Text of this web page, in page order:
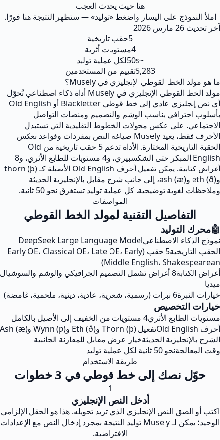
هنا حيث يحدث العجب
املأ النموذج على اليسار واضغط «توليد» — ستظهر النتيجة هنا فورًا.
آخر تحديث 26 مارس 2026
5حقب تاريخية
4مستويات أثرية
~50s
لكل عملية توليد
5,283تقييم من المستخدمين
ما هو مولد الخط القوطي الإنجليزي في Musely؟
مولد الخط القوطي الإنجليزي في Musely أداة ذكاء اصطناعي تُحوّل
أي نص إنجليزي عادي إلى خط قوطي Blackletter أو Old English
بأسلوب احترافي يناسب الوشم والتصميم ومنصات التواصل
الاجتماعي. على عكس محولات الخطوط التقليدية التي تستبدل
الأحرف فقط، يعيد Musely صياغة النص بمفردات وقواعد تعكس
الحقبة التاريخية المختارة. الأداة تدعم 5 حقب تاريخية من Old
English المبكر حتى الشكسبيري، و4 مستويات للطابع الأثري، و8
أغراض كتابية. يمكن تفعيل أحرف Old English الأصيلة كـ thorn (þ)
وeth (ð) وash (æ)، إلى جانب شرح مقابل بالإنجليزية الحديثة
وملاحظات لغوية توضيحية. كل عملية توليد تستغرق نحو 50 ثانية.
المواصفات
التفاصيل التقنية لمولد الخط القوطي
🤖محرك التوليد
نموذج الذكاء الاصطناعيDeepSeek Large Language Model
الحقب التاريخية
5 حقب (Early OE، Classical OE، Late OE، Early
Middle English، Shakespearean)
أغراض الكتابة
8 أغراض تشمل التصميم الجرافيكي والوشم والسوشيال
ميديا
خيارات النبرة6 نبرات (رسمية، شعرية، عادية، دينية، ملحمية، غامضة)
خيارات التخصيص
مستويات الطابع الأثري4 مستويات من الخفيف إلى الأصيل بالكامل
أحرف Old English
تفعيل Thorn (þ) وEth (ð) وWynn (ƿ) وAsh (æ)
الشرح بالإنجليزية الحديثةخيار عرض مقابل للمقارنة الجانبية
وقت المعالجةنحو 50 ثانية لكل عملية توليد
طريقة الاستخدام
حوّل نصك إلى خط قوطي في 3 خطوات
1
أدخل النص الإنجليزي
اكتب أو الصق النص الإنجليزي الذي تريد تحويله. هذا هو الحقل الإلزامي
الوحيد؛ يمكن لـ Musely توليد النتيجة بمجرد إدخال النص مع الإعدادات
الافتراضية.